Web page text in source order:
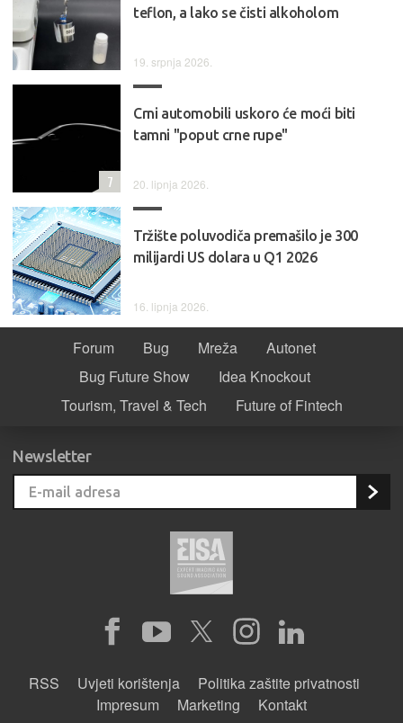
teflon, a lako se čisti alkoholom
19. srpnja 2026.
Crni automobili uskoro će moći biti
tamni "poput crne rupe"
20. lipnja 2026.
7
Tržište poluvodiča premašilo je 300
milijardi US dolara u Q1 2026
16. lipnja 2026.
Forum Bug Mreža
Autonet
Bug Future Show
Idea Knockout
Tourism, Travel & Tech
Future of Fintech
Newsletter
RSS Uvjeti korištenja
Politika zaštite privatnosti
Impresum
Marketing Kontakt